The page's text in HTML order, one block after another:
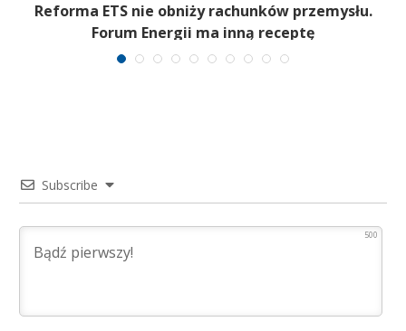
Reforma ETS nie obniży rachunków przemysłu.
Forum Energii ma inną receptę
Subscribe
500